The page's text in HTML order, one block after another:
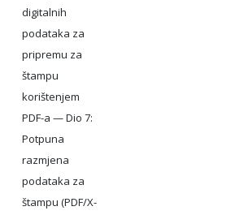
digitalnih
podataka za
pripremu za
štampu
korištenjem
PDF-a — Dio 7:
Potpuna
razmjena
podataka za
štampu (PDF/X-